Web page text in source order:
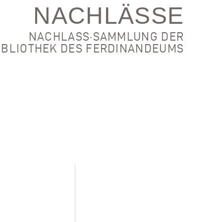
NACHLÄSSE
NACHLASS·SAMMLUNG DER
DES FERDINANDEUMS